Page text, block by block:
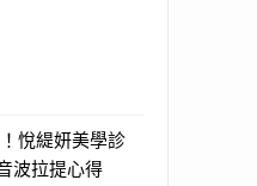
悅緹妍美學診
波拉提心得